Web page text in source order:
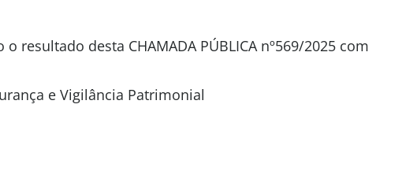
resultado desta CHAMADA PÚBLICA nº569/2025 com
e Vigilância Patrimonial